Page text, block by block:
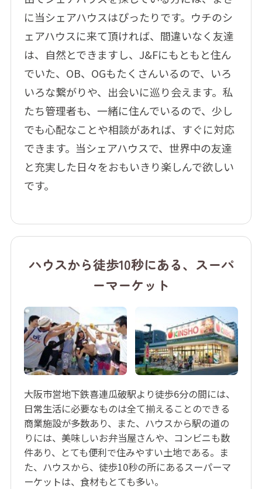
に当シェアハウスはぴったりです。ウチのシ
ェアハウスに来て頂ければ、間違いなく友達
は、自然とできますし、J&Fにもともと住ん
でいた、OB、OGもたくさんいるので、いろ
いろな繋がりや、出会いに巡り会えます。私
たち管理者も、一緒に住んでいるので、少し
でも心配なことや相談があれば、すぐに対応
できます。当シェアハウスで、世界中の友達
と充実した日々をおもいきり楽しんで欲しい
です。
ハウスから徒歩10秒にある、スーパ
ーマーケット
大阪市営地下鉄喜連瓜破駅より徒歩6分の間には、
日常生活に必要なものは全て揃えることのできる
商業施設が多数あり、また、ハウスから駅の道の
りには、美味しいお弁当屋さんや、コンビニも数
件あり、とても便利で住みやすい土地である。ま
た、ハウスから、徒歩10秒の所にあるスーパーマ
ーケットは、食材もとても多い。